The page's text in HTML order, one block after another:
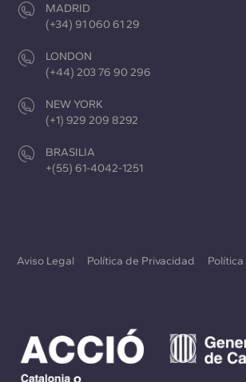
MADRID
(+34) 91 060 61 29
LONDON
(+44) 203 76 90 296
NEW YORK
(+1) 929 209 8292
BRASILIA
+(55) 61-4042-1251
Aviso Legal Política de Privacidad